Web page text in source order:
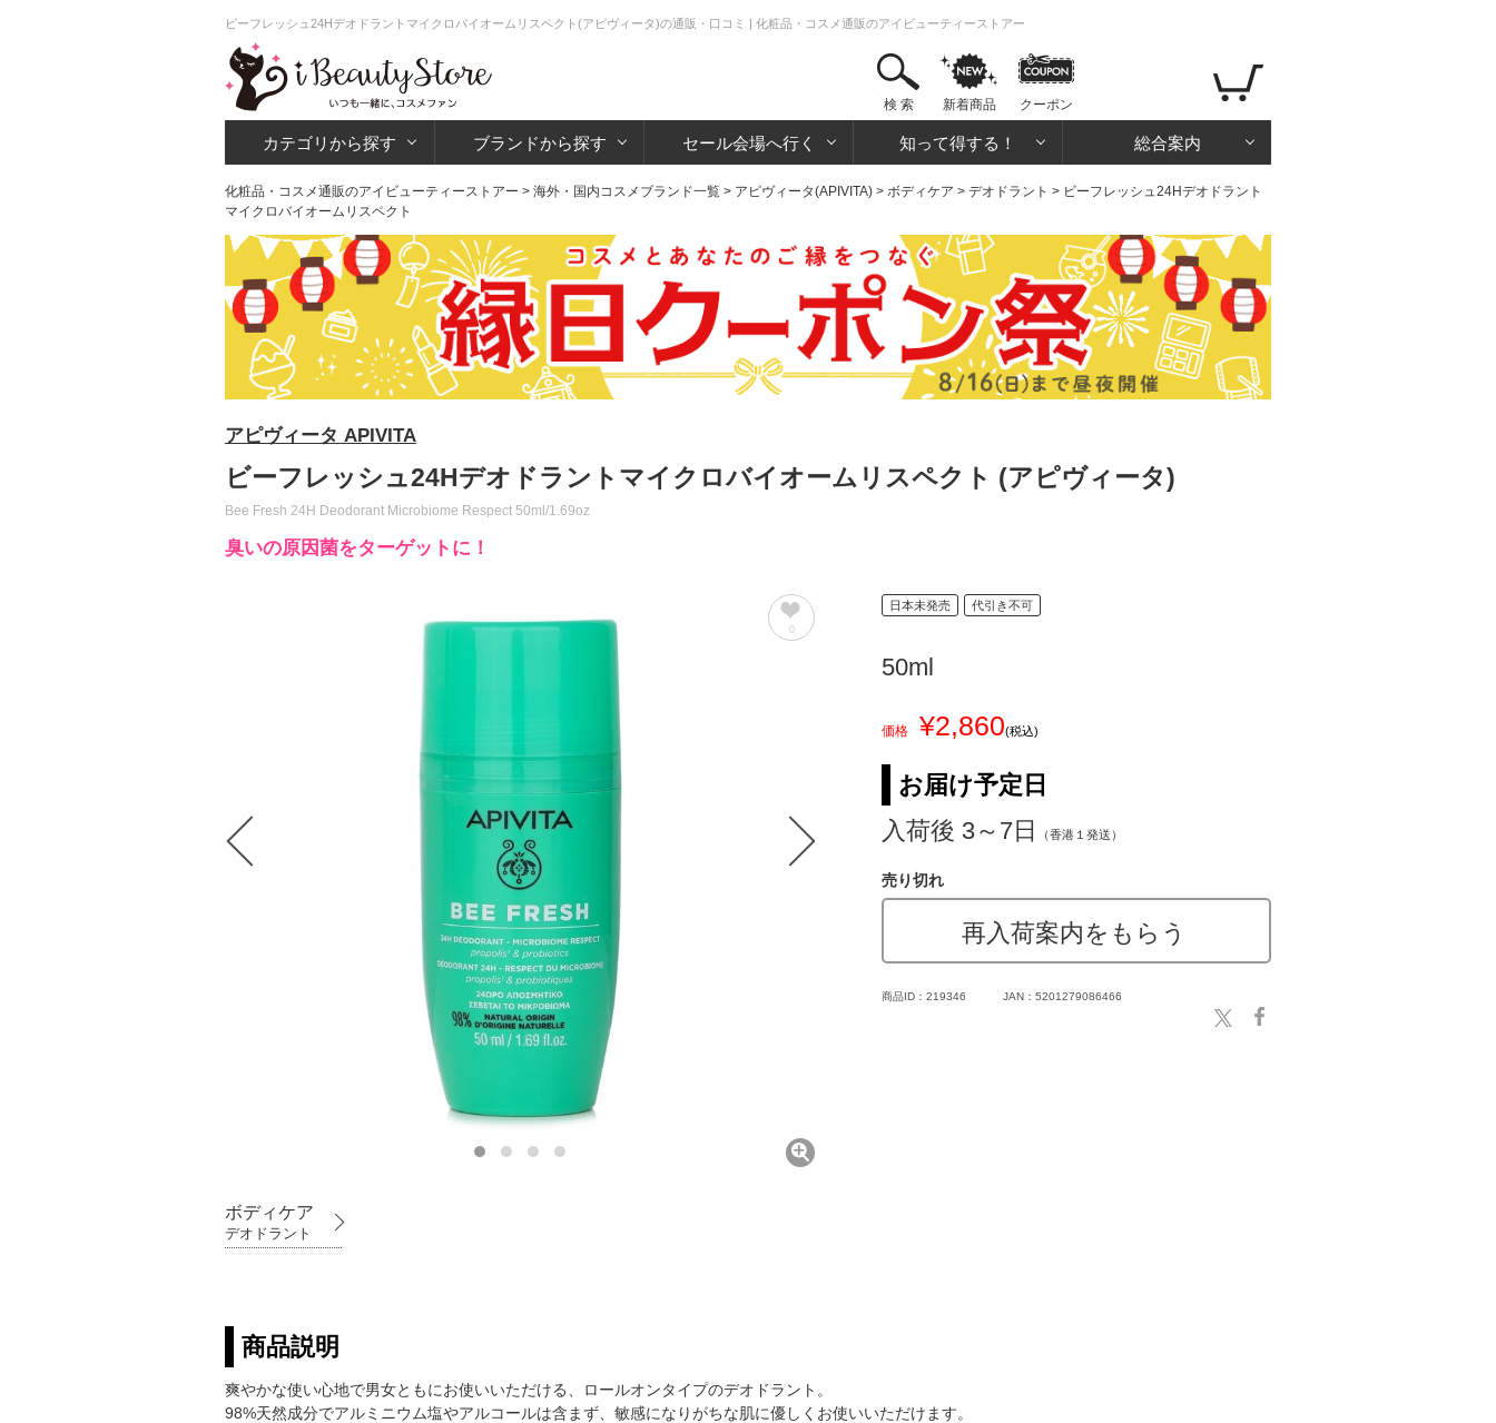
ビーフレッシュ24Hデオドラントマイクロバイオームリスペクト(アピヴィータ)の通販・口コミ | 化粧品・コスメ通販のアイビューティーストアー
検 索 新着商品 クーポン
カテゴリから探す ブランドから探す セール会場へ行く 知って得する！ 総合案内
化粧品・コスメ通販のアイビューティーストアー > 海外・国内コスメブランド一覧 > アピヴィータ(APIVITA) > ボディケア > デオドラント > ビーフレッシュ24Hデオドラント
マイクロバイオームリスペクト
アピヴィータ APIVITA
ビーフレッシュ24Hデオドラントマイクロバイオームリスペクト (アピヴィータ)
Bee Fresh 24H Deodorant Microbiome Respect 50ml/1.69oz
臭いの原因菌をターゲットに！
0
ボディケア
デオドラント
日本未発売 代引き不可
50ml
価格 ¥2,860(税込)
お届け予定日
入荷後 3～7日
（香港１発送）
売り切れ
再入荷案内をもらう
商品ID：219346 JAN：5201279086466
商品説明
爽やかな使い心地で男女ともにお使いいただける、ロールオンタイプのデオドラント。
98%天然成分でアルミニウム塩やアルコールは含まず、敏感になりがちな肌に優しくお使いいただけます。